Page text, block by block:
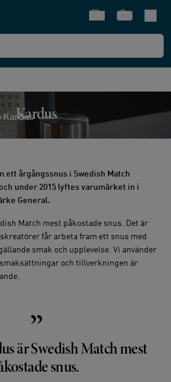
SnabbvalVarukorg
Kardus
Kardus
ett årgångssnus i Swedish Match
under 2015 lyftes varumärket in i
General.
Match mest påkostade snus. Det är
får arbeta fram ett snus med
smak och upplevelse. Vi använder
och tillverkningen är
”
är Swedish Match mest
snus.